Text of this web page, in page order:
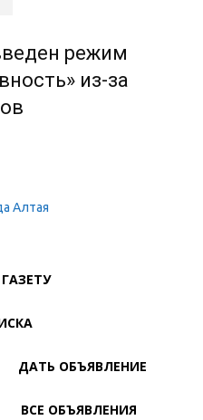
режим
из-за
ДАТЬ ОБЪЯВЛЕНИЕ
ВСЕ ОБЪЯВЛЕНИЯ